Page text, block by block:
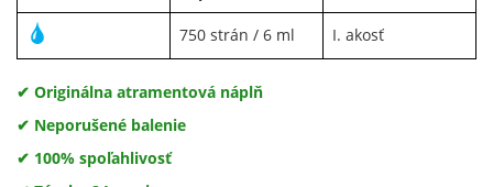
750 strán / 6 ml I. akosť
✔ Originálna atramentová náplň
✔ Neporušené balenie
✔ 100% spoľahlivosť